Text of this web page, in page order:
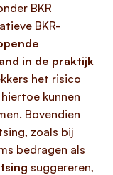
BKR
BKR-
in de praktijk
het risico
kunnen
Bovendien
zoals bij
bedragen als
suggereren,